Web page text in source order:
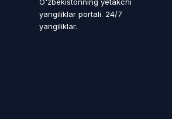
yangiliklar portali. 24/7
yangiliklar.